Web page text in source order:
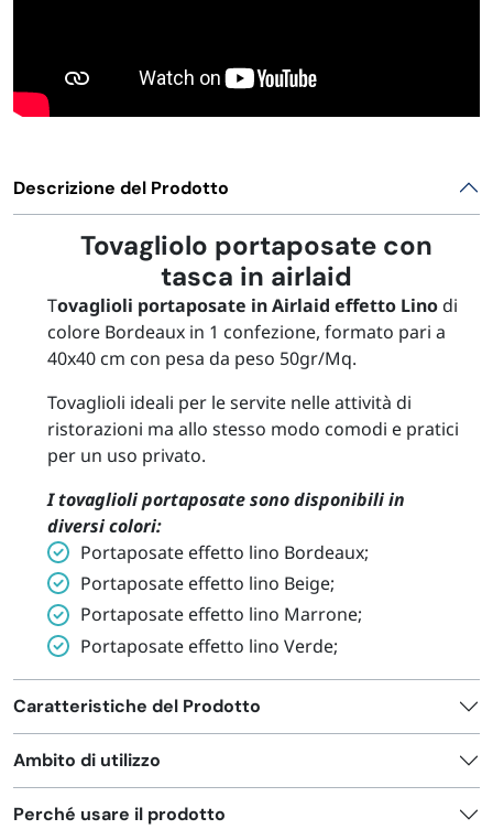
Descrizione del Prodotto
Tovagliolo portaposate con
tasca in airlaid
Tovaglioli portaposate in Airlaid effetto Linodi
colore Bordeaux in 1 confezione, formato pari a
40x40 cm con pesa da peso 50gr/Mq.
Tovaglioli ideali per le servite nelle attività di
ristorazioni ma allo stesso modo comodi e pratici
per un uso privato.
I tovaglioli portaposate sono disponibili in
diversi colori:
Portaposate effetto lino Bordeaux;
Portaposate effetto lino Beige;
Portaposate effetto lino Marrone;
Portaposate effetto lino Verde;
Caratteristiche del Prodotto
Ambito di utilizzo
Perché usare il prodotto